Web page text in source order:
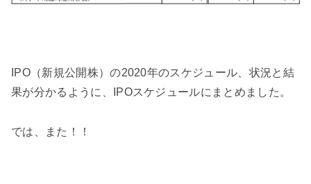
IPO（新規公開株）の2020年のスケジュール、状況と結
果が分かるように、IPOスケジュールにまとめました。
では、また！！